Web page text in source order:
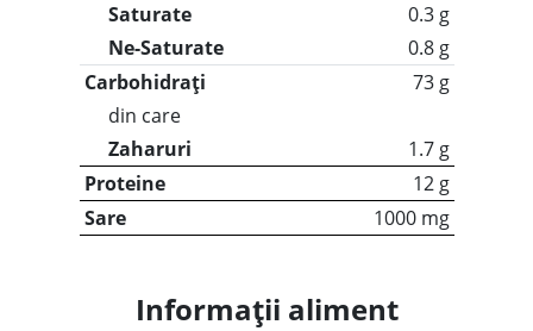
Saturate
0.3 g
Ne-Saturate
0.8 g
Carbohidrați
73 g
din care
Zaharuri
1.7 g
Proteine
12 g
Sare
1000 mg
Informații aliment